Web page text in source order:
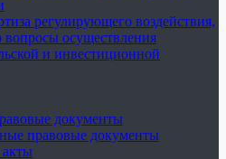
регулирующего воздействия,
вопросы осуществления
и инвестиционной
документы
правовые документы